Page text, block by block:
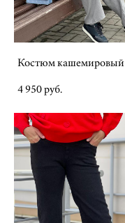
Костюм кашемировый
4 950 pуб.